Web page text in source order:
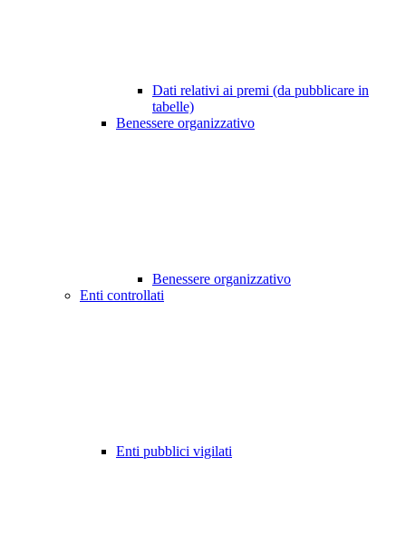
Dati relativi ai premi (da pubblicare in
tabelle)
Benessere organizzativo
Benessere organizzativo
Enti controllati
Enti pubblici vigilati